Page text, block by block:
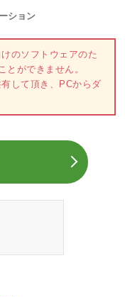
ション
のソフトウェアのた
とができません。
して頂き、PCからダ